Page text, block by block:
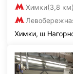
Химки(3,8 км)
Химки, ш